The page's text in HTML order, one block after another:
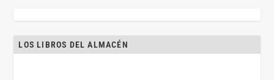
LOS LIBROS DEL ALMACÉN